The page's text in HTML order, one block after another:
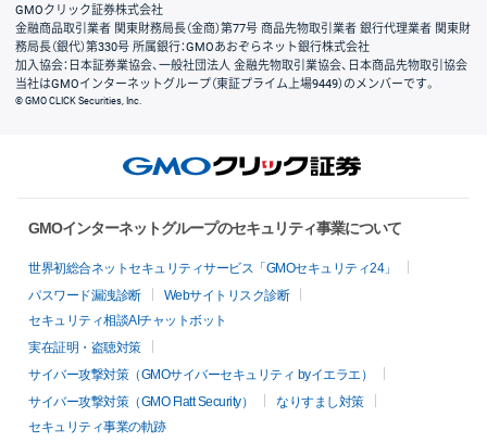
GMOクリック証券株式会社
金融商品取引業者 関東財務局長（金商）第77号 商品先物取引業者 銀行代理業者 関東財
務局長（銀代）第330号 所属銀行：GMOあおぞらネット銀行株式会社
加入協会：日本証券業協会、一般社団法人 金融先物取引業協会、日本商品先物取引協会
当社はGMOインターネットグループ（東証プライム上場9449）のメンバーです。
© GMO CLICK Securities, Inc.
GMOインターネットグループのセキュリティ事業について
世界初総合ネットセキュリティサービス「GMOセキュリティ24」
パスワード漏洩診断
Webサイトリスク診断
セキュリティ相談AIチャットボット
実在証明・盗聴対策
サイバー攻撃対策（GMOサイバーセキュリティ byイエラエ）
サイバー攻撃対策（GMO Flatt Security）
なりすまし対策
セキュリティ事業の軌跡